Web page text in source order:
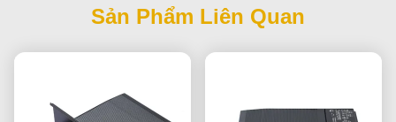
Sản Phẩm Liên Quan